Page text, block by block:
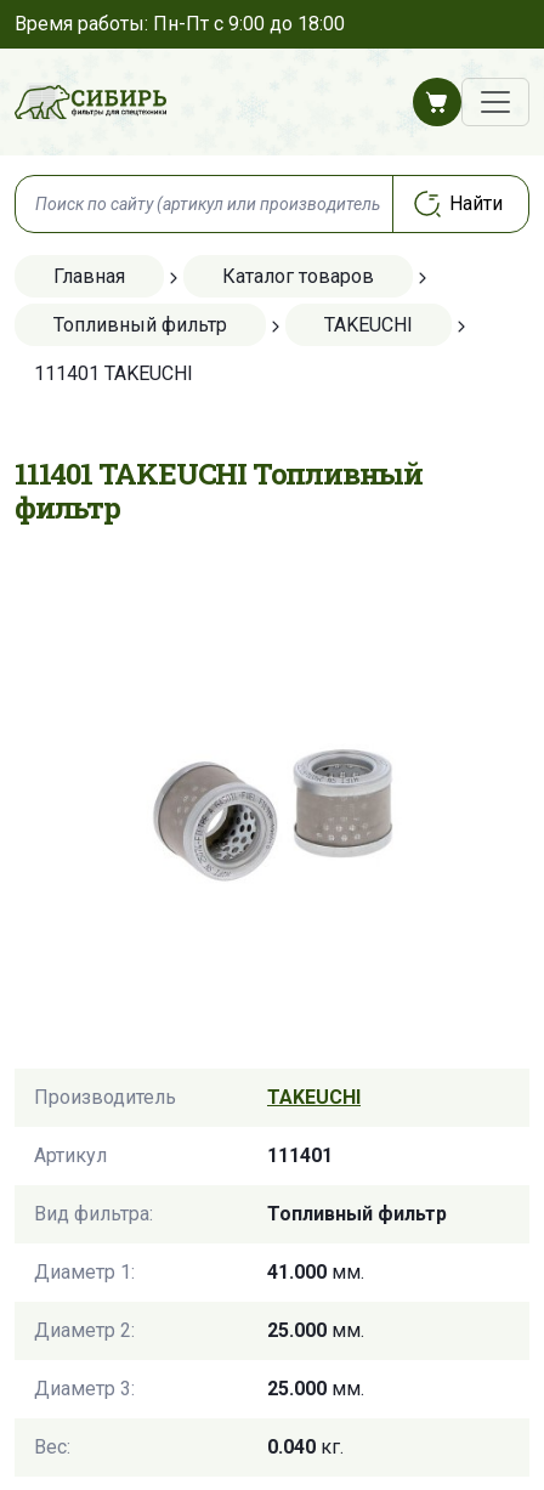
Время работы: Пн-Пт с 9:00 до 18:00
Главная Каталог товаров
Топливный фильтр TAKEUCHI
111401 TAKEUCHI
111401 TAKEUCHI Топливный
фильтр
Производитель TAKEUCHI
Артикул 111401
Вид фильтра: Топливный фильтр
Диаметр 1: 41.000 мм.
Диаметр 2: 25.000 мм.
Диаметр 3: 25.000 мм.
Вес: 0.040 кг.